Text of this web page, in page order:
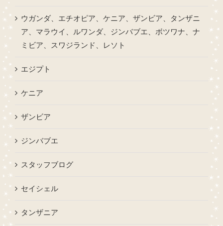
ウガンダ、エチオピア、ケニア、ザンビア、タンザニ
ア、マラウイ、ルワンダ、ジンバブエ、ボツワナ、ナ
ミビア、スワジランド、レソト
エジプト
ケニア
ザンビア
ジンバブエ
スタッフブログ
セイシェル
タンザニア